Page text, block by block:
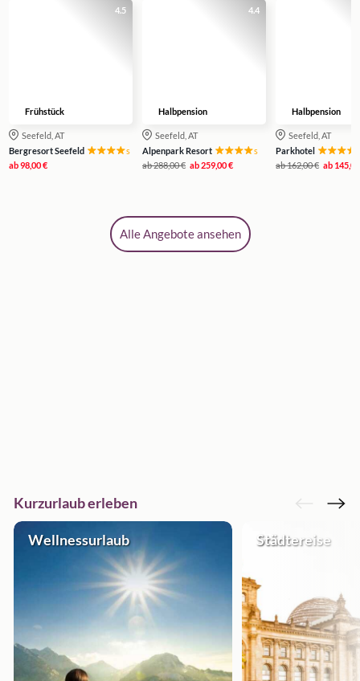
4.5
Frühstück
Seefeld, AT
Bergresort Seefeld
s
ab98,00 €
4.4
Halbpension
Seefeld, AT
Alpenpark Resort
s
ab288,00 € ab259,00 €
Halbpension
Seefeld, AT
Parkhotel
ab162,00 € ab
Alle Angebote ansehen
Kurzurlaub erleben
Wellnessurlaub Städtereise